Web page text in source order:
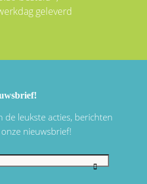
geleverd
leukste acties, berichten
nieuwsbrief!